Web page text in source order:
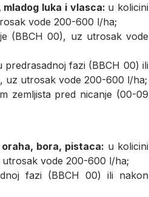
luka i vlasca: u kolicini
vode 200-600 l/ha;
(BBCH 00), uz utrosak vode
fazi (BBCH 00) ili
uz utrosak vode 200-600 l/ha;
zemljista pred nicanje (00-09
bora, pistaca: u kolicini
vode 200-600 l/ha;
fazi (BBCH 00) ili nakon